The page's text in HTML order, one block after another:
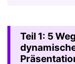
Teil 1: 5